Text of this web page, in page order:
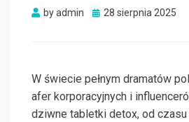
byadmin
Posted
28 sierpnia 2025
W świecie pełnym dramatów
afer korporacyjnych i
dziwne tabletki detox, od